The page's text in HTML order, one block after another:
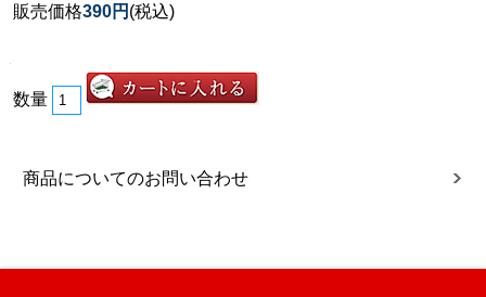
販売価格390円 (税込)
数量
商品についてのお問い合わせ